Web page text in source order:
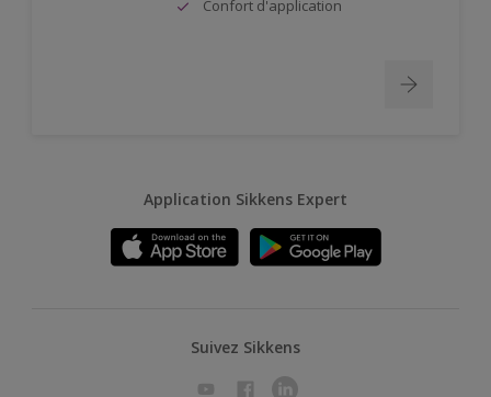
Confort d'application
Application Sikkens Expert
Suivez Sikkens